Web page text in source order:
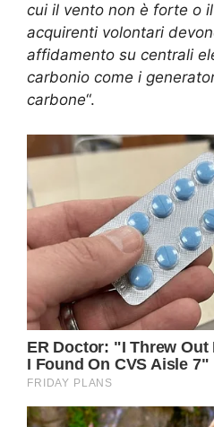
cui il vento non è forte o
acquirenti volontari
affidamento su centrali
carbonio come i
carbone“.